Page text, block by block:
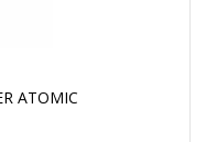
ATOMIC